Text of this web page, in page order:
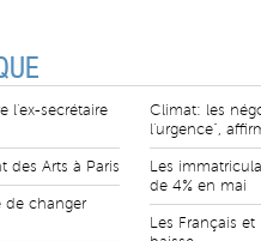
l'ex-secrétaire
des Arts à Paris
de changer
Climat: les
l'urgence",
Les
de 4% en mai
Les Français